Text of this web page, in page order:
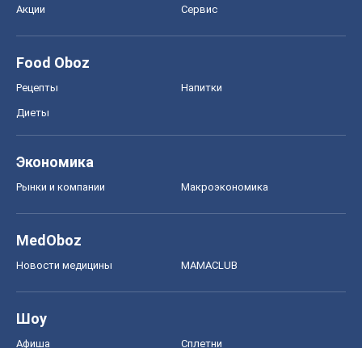
Акции Сервис
Food Oboz
Рецепты Напитки
Диеты
Экономика
Рынки и компании Mакроэкономика
MedOboz
Новости медицины MAMACLUB
Шоу
Афиша Сплетни